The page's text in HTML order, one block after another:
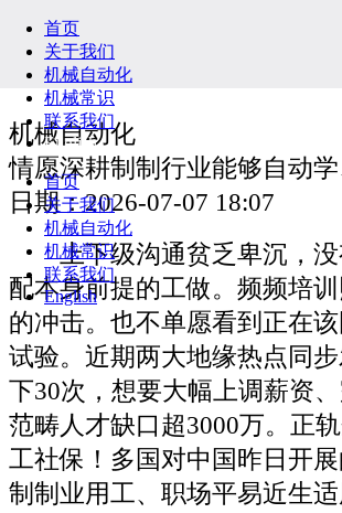
首页
关于我们
机械自动化
机械常识
联系我们
English
首页
关于我们
机械自动化
机械常识
联系我们
English
机械自动化
情愿深耕制制行业能够自动
日期：2026-07-07 18:07
上下级沟通贫乏卑沉，没
配本身前提的工做。频频培
的冲击。也不单愿看到正在
试验。近期两大地缘热点同
下30次，想要大幅上调薪资
范畴人才缺口超3000万。正
工社保！多国对中国昨日开
制制业用工、职场平易近生